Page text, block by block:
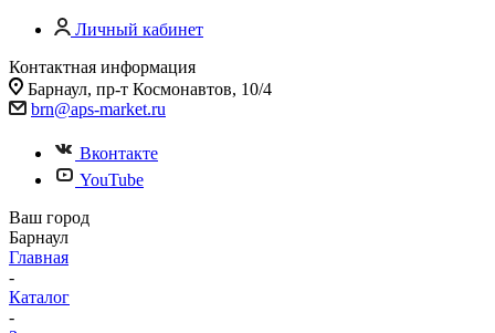
Личный кабинет
Контактная информация
Барнаул, пр-т Космонавтов, 10/4
brn@aps-market.ru
Вконтакте
YouTube
Ваш город
Барнаул
Главная
-
Каталог
-